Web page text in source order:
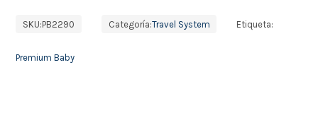
SKU:PB2290 Categoría:Travel System Etiqueta:
Premium Baby